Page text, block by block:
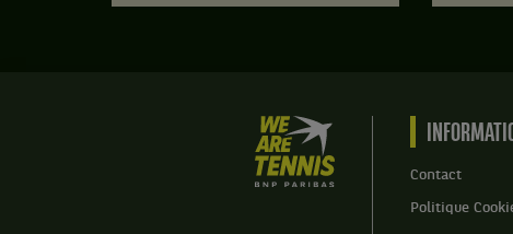
We
are
Tennis
by
Contact
Politique